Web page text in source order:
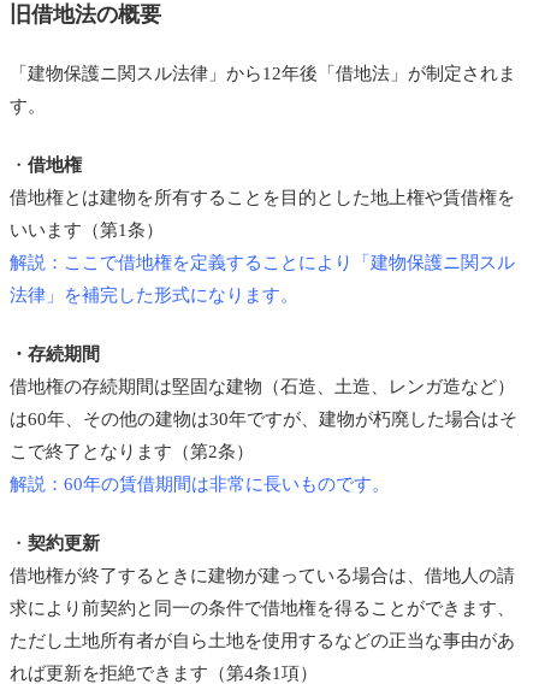
旧借地法の概要
「建物保護ニ関スル法律」から12年後「借地法」が制定されま
す。
・ 借地権
借地権とは建物を所有することを目的とした地上権や賃借権を
いいます（第1条）
解説：ここで借地権を定義することにより「建物保護ニ関スル
法律」を補完した形式になります。
・存続期間
借地権の存続期間は堅固な建物（石造、土造、レンガ造など）
は60年、その他の建物は30年ですが、建物が朽廃した場合はそ
こで終了となります（第2条）
解説：60年の賃借期間は非常に長いものです。
・ 契約更新
借地権が終了するときに建物が建っている場合は、借地人の請
求により前契約と同一の条件で借地権を得ることができます、
ただし土地所有者が自ら土地を使用するなどの正当な事由があ
れば更新を拒絶できます（第4条1項）